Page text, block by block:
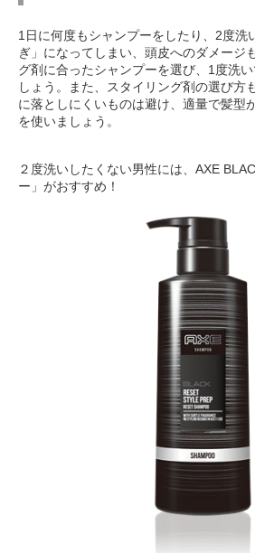
1日に何度もシャンプーをしたり、2度洗
ぎ」になってしまい、頭皮へのダメージ
グ剤に合ったシャンプーを選び、1度洗
しょう。また、スタイリング剤の選び方
に落としにくいものは避け、適量で髪型
を使いましょう。
２度洗いしたくない男性には、AXE
ー」がおすすめ！